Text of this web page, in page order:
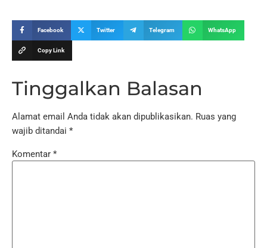
Facebook Twitter Telegram WhatsApp
Copy Link
Tinggalkan Balasan
Alamat email Anda tidak akan dipublikasikan. Ruas yang
wajib ditandai *
Komentar *